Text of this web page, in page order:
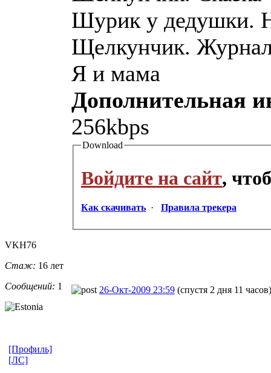
Шурик у дедушки.
Щелкунчик.
Я и мама
Дополнительная
256kbps
Download
Войдите на сайт,
Как скачивать · Правила трекера
VKH76
Стаж: 16 лет
Сообщений: 1 26-Окт-2009 23:59 (спустя 2 дня 11 часов)
[Профиль]
[ЛС]